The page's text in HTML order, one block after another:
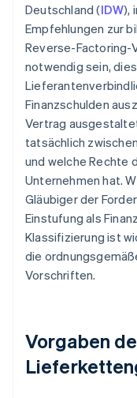
Deutschland (IDW),
Empfehlungen zur
Reverse-Factoring-
notwendig sein,
Finanzschulden
Vertrag
tatsächlich
und welche Rechte
Unternehmen hat.
Gläubiger der
Einstufung als
Klassifizierung ist
die
Vorschriften.
Vorgaben